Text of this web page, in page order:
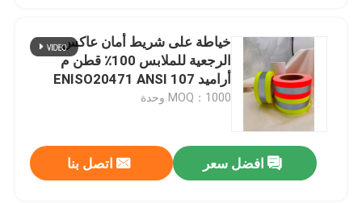
خياطة على شريط أمان عاكس
الرجعية للملابس 100٪ قطن م
أراميد ENISO20471 ANSI 107
MOQ：1000 وحدة
افضل سعر اتصل بنا